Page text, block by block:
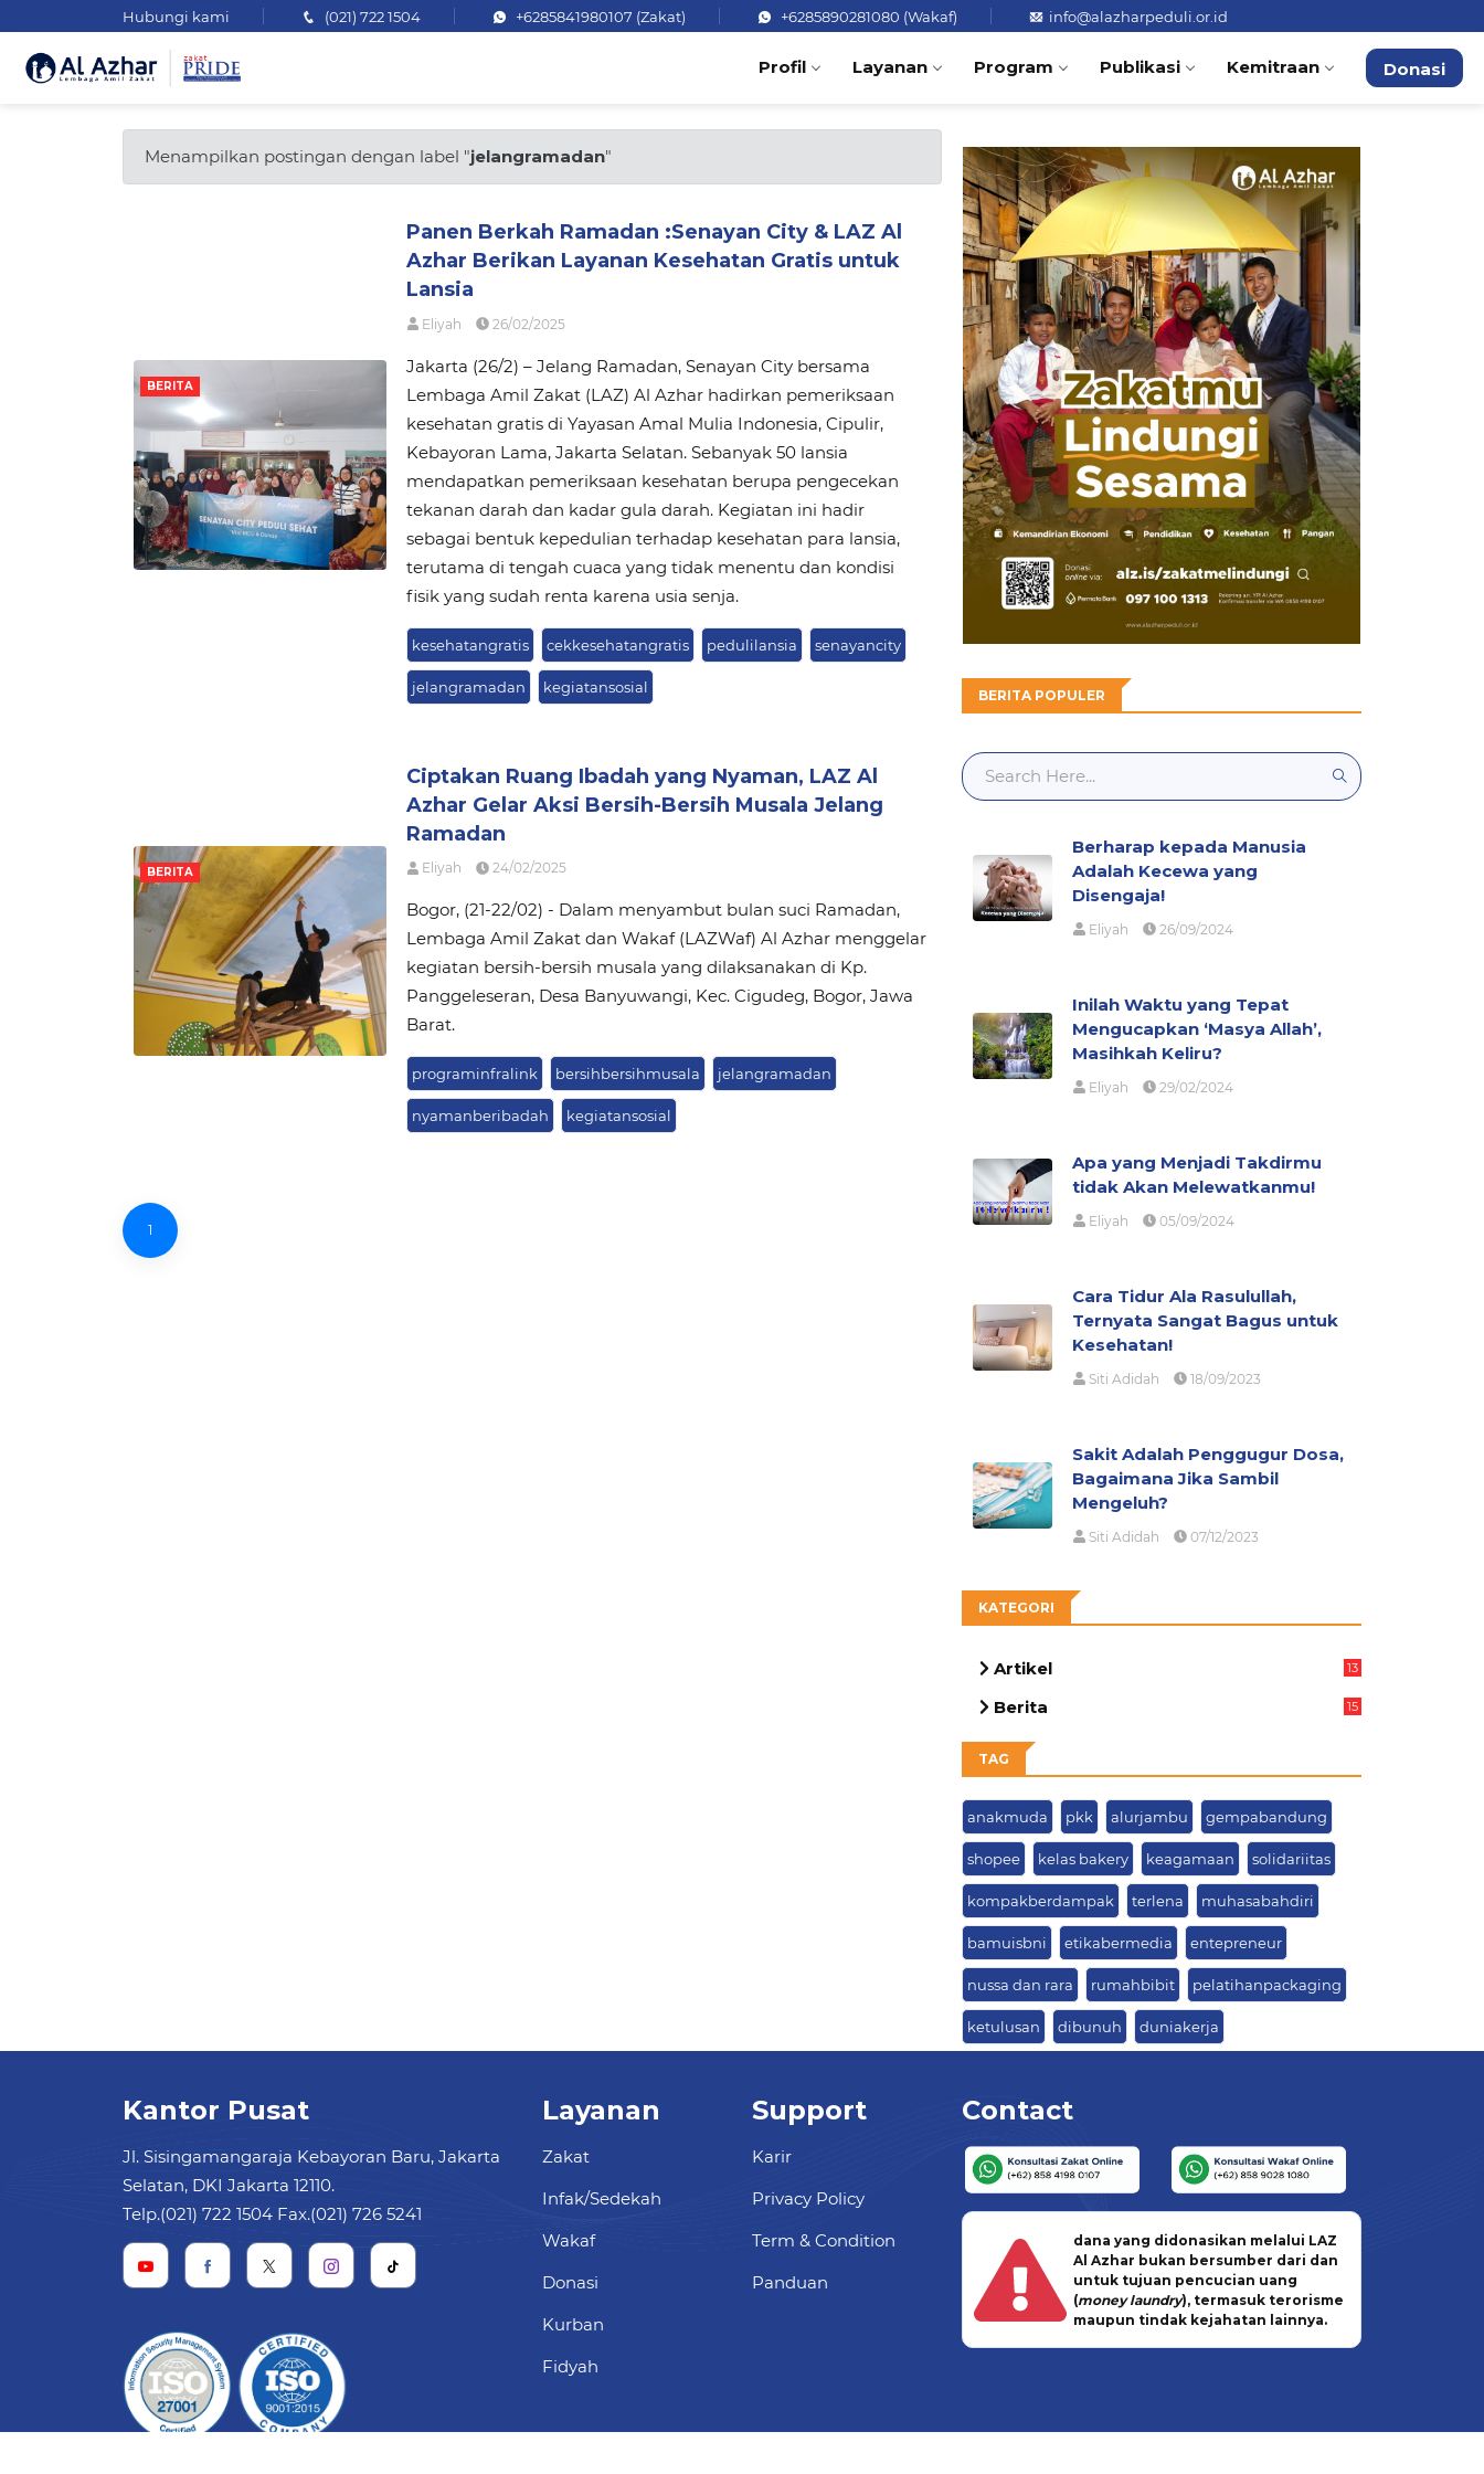
Hubungi kami (021) 722 1504 +6285841980107 (Zakat) +6285890281080 (Wakaf) info@alazharpeduli.or.id
Profil Layanan Program Publikasi Kemitraan Donasi
Menampilkan postingan dengan label "jelangramadan"
BERITA
Panen Berkah Ramadan :Senayan City & LAZ Al
Azhar Berikan Layanan Kesehatan Gratis untuk
Lansia
Eliyah 26/02/2025
Jakarta (26/2) – Jelang Ramadan, Senayan City bersama
Lembaga Amil Zakat (LAZ) Al Azhar hadirkan pemeriksaan
kesehatan gratis di Yayasan Amal Mulia Indonesia, Cipulir,
Kebayoran Lama, Jakarta Selatan. Sebanyak 50 lansia
mendapatkan pemeriksaan kesehatan berupa pengecekan
tekanan darah dan kadar gula darah. Kegiatan ini hadir
sebagai bentuk kepedulian terhadap kesehatan para lansia,
terutama di tengah cuaca yang tidak menentu dan kondisi
fisik yang sudah renta karena usia senja.
kesehatangratis cekkesehatangratis pedulilansia senayancity
jelangramadan kegiatansosial
BERITA
Ciptakan Ruang Ibadah yang Nyaman, LAZ Al
Azhar Gelar Aksi Bersih-Bersih Musala Jelang
Ramadan
Eliyah 24/02/2025
Bogor, (21-22/02) - Dalam menyambut bulan suci Ramadan,
Lembaga Amil Zakat dan Wakaf (LAZWaf) Al Azhar menggelar
kegiatan bersih-bersih musala yang dilaksanakan di Kp.
Panggeleseran, Desa Banyuwangi, Kec. Cigudeg, Bogor, Jawa
Barat.
programinfralink bersihbersihmusala jelangramadan
nyamanberibadah kegiatansosial
1
BERITA POPULER
Berharap kepada Manusia
Adalah Kecewa yang
Disengaja!
Eliyah 26/09/2024
Inilah Waktu yang Tepat
Mengucapkan ‘Masya Allah’,
Masihkah Keliru?
Eliyah 29/02/2024
Apa yang Menjadi Takdirmu
tidak Akan Melewatkanmu!
Eliyah 05/09/2024
Cara Tidur Ala Rasulullah,
Ternyata Sangat Bagus untuk
Kesehatan!
Siti Adidah 18/09/2023
Sakit Adalah Penggugur Dosa,
Bagaimana Jika Sambil
Mengeluh?
Siti Adidah 07/12/2023
KATEGORI
Artikel
13
Berita
15
TAG
anakmuda pkk alurjambu gempabandung
shopee kelas bakery keagamaan solidariitas
kompakberdampak terlena muhasabahdiri
bamuisbni etikabermedia entepreneur
nussa dan rara rumahbibit pelatihanpackaging
ketulusan dibunuh duniakerja
Kantor Pusat
Jl. Sisingamangaraja Kebayoran Baru, Jakarta
Selatan, DKI Jakarta 12110.
Telp.(021) 722 1504 Fax.(021) 726 5241
Layanan
Zakat
Infak/Sedekah
Wakaf
Donasi
Kurban
Fidyah
Support
Karir
Privacy Policy
Term & Condition
Panduan
Contact
dana yang didonasikan melalui LAZ
Al Azhar bukan bersumber dari dan
untuk tujuan pencucian uang
(money laundry), termasuk terorisme
maupun tindak kejahatan lainnya.